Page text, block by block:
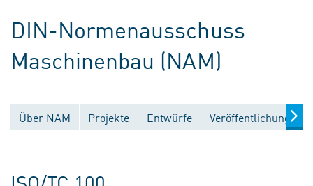
DIN-Normenausschuss
Maschinenbau (NAM)
Über NAM Projekte Entwürfe Veröffentlichungen